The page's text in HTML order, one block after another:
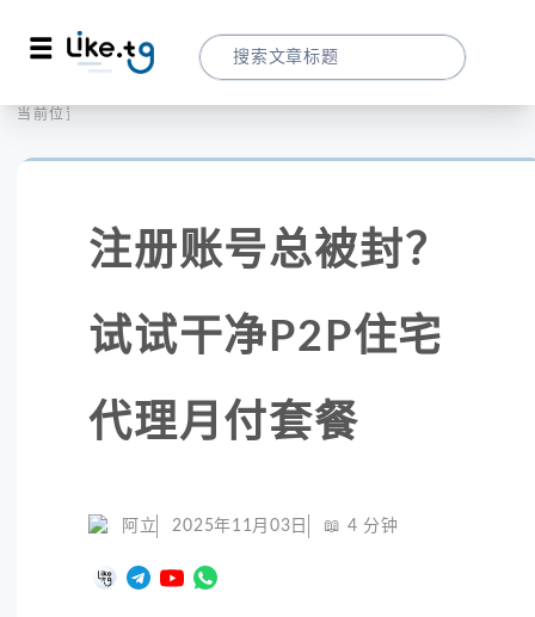
当前位置：
注册账号总被封？
试试干净P2P住宅
代理月付套餐
阿立 2025年11月03日 📖 4 分钟